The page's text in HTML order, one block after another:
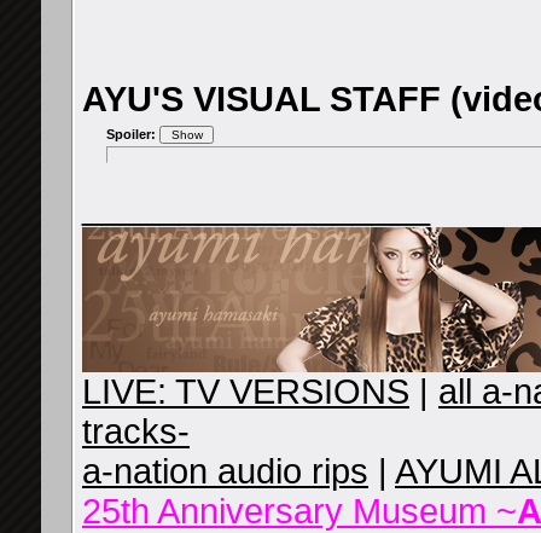
AYU'S VISUAL STAFF
Spoiler:
LIVE: TV VERSIONS
all a-
tracks-
a-nation audio rips
AYUMI
25th Anniversary Museum ~